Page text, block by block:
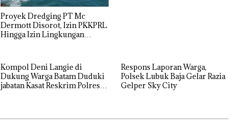
Proyek Dredging PT Mc
Dermott Disorot, Izin PKKPRL
Hingga Izin Lingkungan
Kompol Deni Langie di
Dukung Warga Batam Duduki
jabatan Kasat Reskrim Polresta
Respons Laporan Warga,
Polsek Lubuk Baja Gelar Razia
Gelper Sky City